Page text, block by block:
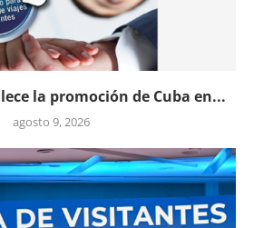
la promoción de Cuba en...
agosto 9, 2026